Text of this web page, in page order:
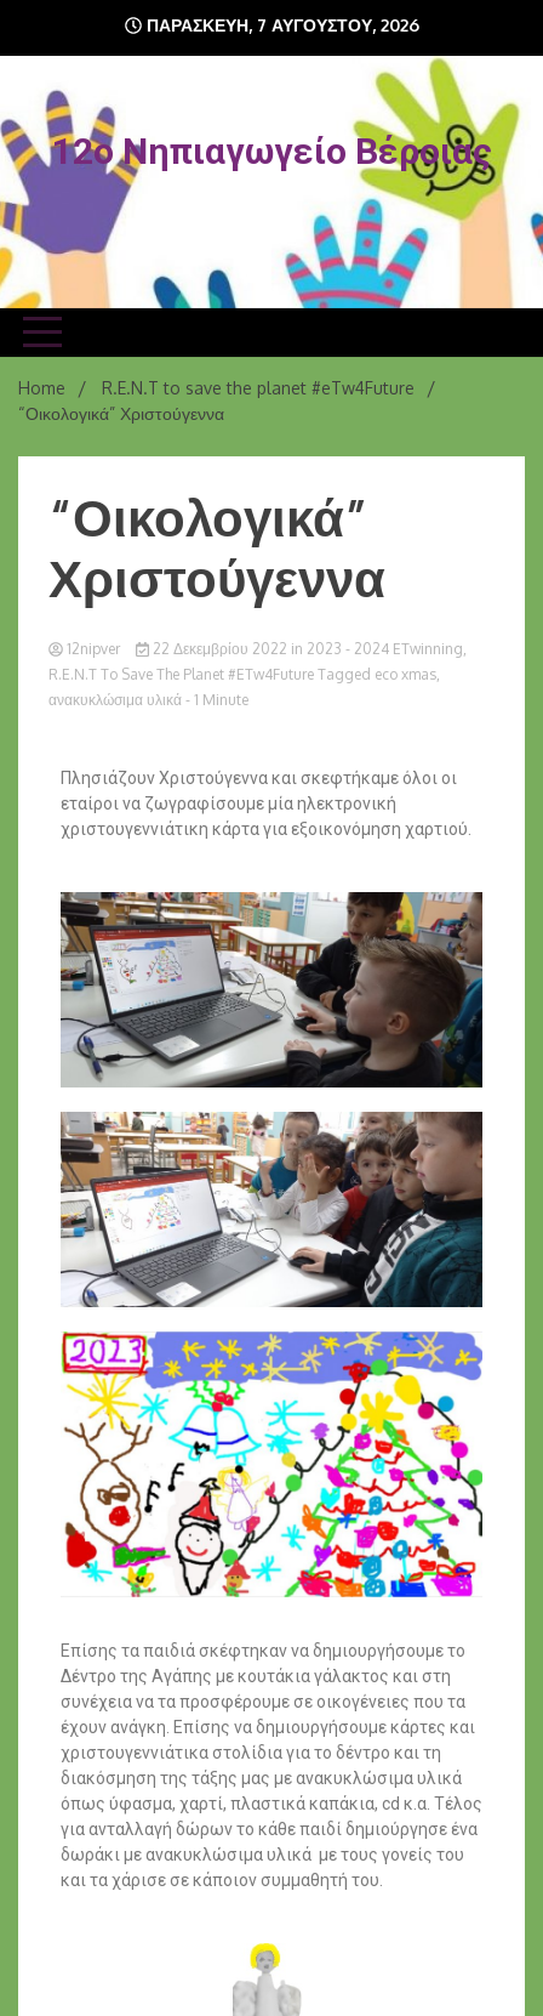
ΠΑΡΑΣΚΕΥΉ, 7 ΑΥΓΟΎΣΤΟΥ, 2026
12o Νηπιαγωγείο Βέροιας
Home
R.E.N.T to save the planet #eTw4Future
“Οικολογικά” Χριστούγεννα
“Οικολογικά”
Χριστούγεννα
12nipver 22 Δεκεμβρίου 2022 in 2023 - 2024 ETwinning,
R.E.N.T To Save The Planet #eTw4Future Tagged eco xmas,
ανακυκλώσιμα υλικά - 1 Minute
Πλησιάζουν Χριστούγεννα και σκεφτήκαμε όλοι οι
εταίροι να ζωγραφίσουμε μία ηλεκτρονική
χριστουγεννιάτικη κάρτα για εξοικονόμηση χαρτιού.
Επίσης τα παιδιά σκέφτηκαν να δημιουργήσουμε το
Δέντρο της Αγάπης με κουτάκια γάλακτος και στη
συνέχεια να τα προσφέρουμε σε οικογένειες που τα
έχουν ανάγκη. Επίσης να δημιουργήσουμε κάρτες και
χριστουγεννιάτικα στολίδια για το δέντρο και τη
διακόσμηση της τάξης μας με ανακυκλώσιμα υλικά
όπως ύφασμα, χαρτί, πλαστικά καπάκια, cd κ.α. Τέλος
για ανταλλαγή δώρων το κάθε παιδί δημιούργησε ένα
δωράκι με ανακυκλώσιμα υλικά με τους γονείς του
και τα χάρισε σε κάποιον συμμαθητή του.